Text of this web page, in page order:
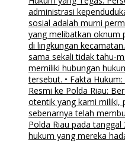
administrasi
sosial adalah murni
yang melibatkan oknum
di lingkungan
sama sekali tidak tahu-
memiliki hubungan
tersebut. • Fakta
Resmi ke Polda Riau:
otentik yang kami miliki,
sebenarnya telah
Polda Riau pada
hukum yang mereka